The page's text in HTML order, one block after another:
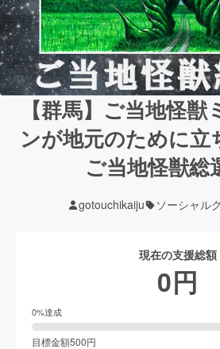
【群馬】ご当地怪
ンが地元のために立
ご当地怪獣総
gotouchikaiju ソーシャル
現在の支援総額
0円
0%達成
目標金額500円